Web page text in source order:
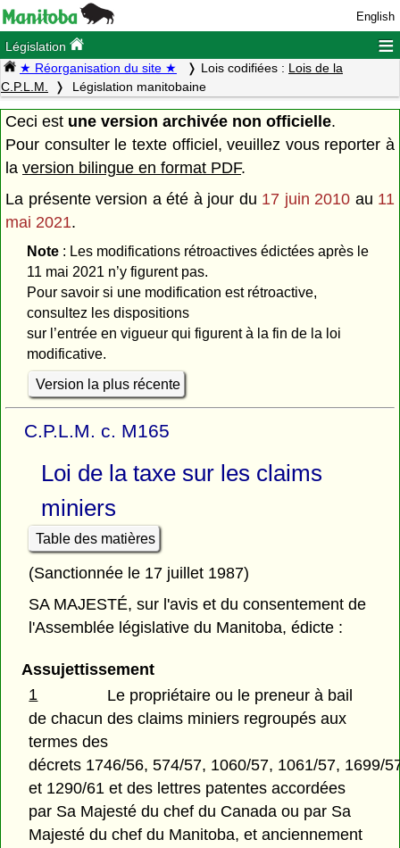
English
Législation ≡
★ Réorganisation du site ★ Lois codifiées : Lois de la
C.P.L.M.
Législation manitobaine
Ceci est une version archivée non officielle.
Pour consulter le texte officiel, veuillez vous reporter à
la version bilingue en format PDF.
La présente version a été à jour du 17 juin 2010 au 11
mai 2021.
Note: Les modifications rétroactives édictées après le
11 mai 2021 n’y figurent pas.
Pour savoir si une modification est rétroactive,
consultez les dispositions
sur l’entrée en vigueur qui figurent à la fin de la loi
modificative.
Version la plus récente
C.P.L.M. c. M165
Loi de la taxe sur les claims
miniers
Table des matières
(Sanctionnée le 17 juillet 1987)
SA MAJESTÉ, sur l'avis et du consentement de
l'Assemblée législative du Manitoba, édicte :
Assujettissement
1
Le propriétaire ou le preneur à bail
de chacun des claims miniers regroupés aux
termes des
décrets 1746/56, 574/57, 1060/57, 1061/57, 1699/
et 1290/61 et des lettres patentes accordées
par Sa Majesté du chef du Canada ou par Sa
Majesté du chef du Manitoba, et anciennement